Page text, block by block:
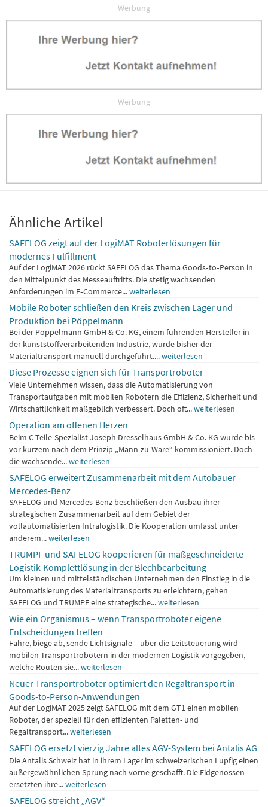
Werbung
Werbung
Ähnliche Artikel
SAFELOG zeigt auf der LogiMAT Roboterlösungen für
modernes Fulfillment
Auf der LogiMAT 2026 rückt SAFELOG das Thema Goods‑to‑Person in
den Mittelpunkt des Messeauftritts. Die stetig wachsenden
Anforderungen im E‑Commerce...weiterlesen
Mobile Roboter schließen den Kreis zwischen Lager und
Produktion bei Pöppelmann
Bei der Pöppelmann GmbH & Co. KG, einem führenden Hersteller in
der kunststoffverarbeitenden Industrie, wurde bisher der
Materialtransport manuell durchgeführt....weiterlesen
Diese Prozesse eignen sich für Transportroboter
Viele Unternehmen wissen, dass die Automatisierung von
Transportaufgaben mit mobilen Robotern die Effizienz, Sicherheit und
Wirtschaftlichkeit maßgeblich verbessert. Doch oft...weiterlesen
Operation am offenen Herzen
Beim C-Teile-Spezialist Joseph Dresselhaus GmbH & Co. KG wurde bis
vor kurzem nach dem Prinzip „Mann-zu-Ware“ kommissioniert. Doch
die wachsende...weiterlesen
SAFELOG erweitert Zusammenarbeit mit dem Autobauer
Mercedes-Benz
SAFELOG und Mercedes-Benz beschließen den Ausbau ihrer
strategischen Zusammenarbeit auf dem Gebiet der
vollautomatisierten Intralogistik. Die Kooperation umfasst unter
anderem...weiterlesen
TRUMPF und SAFELOG kooperieren für maßgeschneiderte
Logistik-Komplettlösung in der Blechbearbeitung
Um kleinen und mittelständischen Unternehmen den Einstieg in die
Automatisierung des Materialtransports zu erleichtern, gehen
SAFELOG und TRUMPF eine strategische...weiterlesen
Wie ein Organismus – wenn Transportroboter eigene
Entscheidungen treffen
Fahre, biege ab, sende Lichtsignale – über die Leitsteuerung wird
mobilen Transportrobotern in der modernen Logistik vorgegeben,
welche Routen sie...weiterlesen
Neuer Transportroboter optimiert den Regaltransport in
Goods-to-Person-Anwendungen
Auf der LogiMAT 2025 zeigt SAFELOG mit dem GT1 einen mobilen
Roboter, der speziell für den effizienten Paletten- und
Regaltransport...weiterlesen
SAFELOG ersetzt vierzig Jahre altes AGV-System bei Antalis AG
Die Antalis Schweiz hat in ihrem Lager im schweizerischen Lupfig einen
außergewöhnlichen Sprung nach vorne geschafft. Die Eidgenossen
ersetzten ihre...weiterlesen
SAFELOG streicht „AGV“